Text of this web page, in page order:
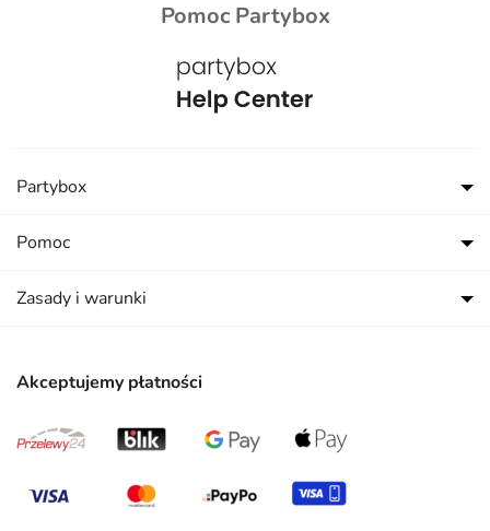
Pomoc Partybox
Akceptujemy płatności
Partybox
Pomoc
Zasady i warunki